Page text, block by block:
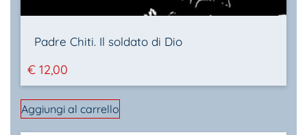
Padre Chiti. Il soldato di Dio
€ 12,00
Aggiungi al carrello